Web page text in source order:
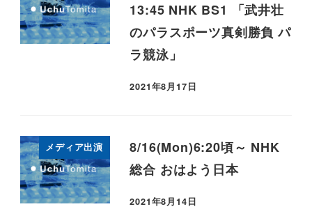
13:45 NHK BS1 「武井壮
のパラスポーツ真剣勝負 パ
ラ競泳」
2021年8月17日
メディア出演
8/16(Mon)6:20頃～ NHK
総合 おはよう日本
2021年8月14日